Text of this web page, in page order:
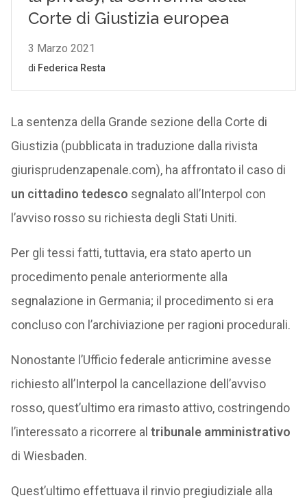
La sentenza della Grande sezione della Corte di
Giustizia (pubblicata in traduzione dalla rivista
giurisprudenzapenale.com), ha affrontato il caso di
un cittadino tedesco segnalato all’Interpol con
l’avviso rosso su richiesta degli Stati Uniti.
Per gli tessi fatti, tuttavia, era stato aperto un
procedimento penale anteriormente alla
segnalazione in Germania; il procedimento si era
concluso con l’archiviazione per ragioni procedurali.
Nonostante l’Ufficio federale anticrimine avesse
richiesto all’Interpol la cancellazione dell’avviso
rosso, quest’ultimo era rimasto attivo, costringendo
l’interessato a ricorrere al tribunale amministrativo
di Wiesbaden.
Quest’ultimo effettuava il rinvio pregiudiziale alla